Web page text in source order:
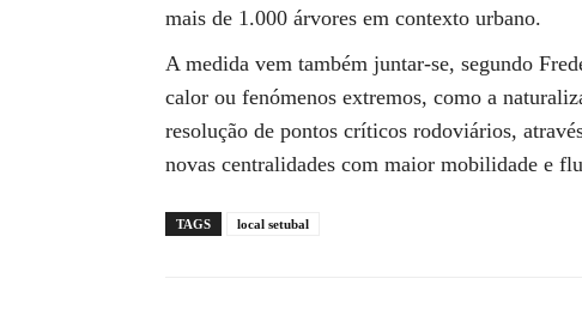
mais de 1.000 árvores em contexto urbano.
A medida vem também juntar-se, segundo
calor ou fenómenos extremos, como a
resolução de pontos críticos rodoviários,
novas centralidades com maior mobilidade e
TAGS local setubal